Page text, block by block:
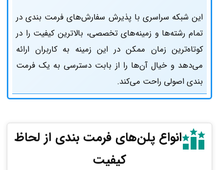
این شبکه سراسری با پذیرش سفارش‌های فرمت بندی در
تمام رشته‌ها و زمینه‌های تخصصی، بالاترین کیفیت را در
کوتاه‌ترین زمان ممکن در این زمینه به کاربران ارائه
می‌دهد و خیال آن‌ها را از بابت دسترسی به یک فرمت‌
بندی اصولی راحت می‌کند.
انواع پلن‌های‌ فرمت بندی از لحاظ
کیفیت